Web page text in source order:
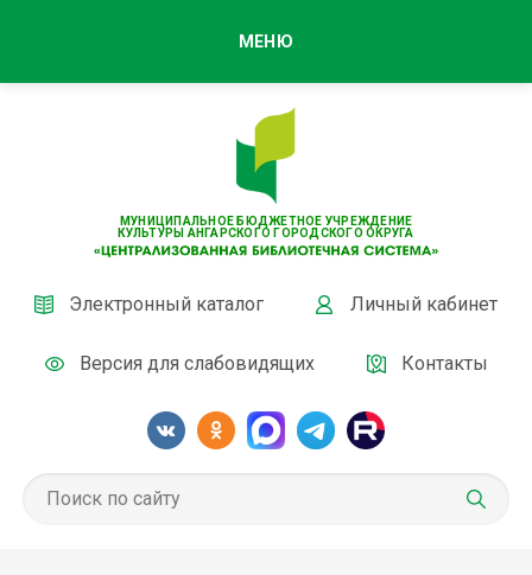
МУНИЦИПАЛЬНОЕ БЮДЖЕТНОЕ УЧРЕЖДЕНИЕ
КУЛЬТУРЫ АНГАРСКОГО ГОРОДСКОГО ОКРУГА
Электронный каталог Личный кабинет
Версия для слабовидящих Контакты
МЕНЮ